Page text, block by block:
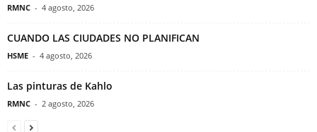
RMNC - 4 agosto, 2026
CUANDO LAS CIUDADES NO PLANIFICAN
HSME - 4 agosto, 2026
Las pinturas de Kahlo
RMNC - 2 agosto, 2026